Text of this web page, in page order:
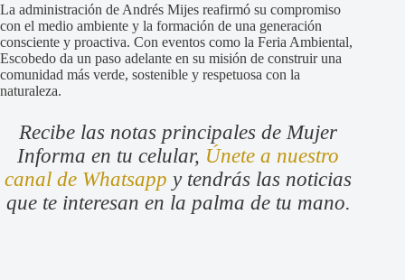
La administración de Andrés Mijes reafirmó su compromiso
con el medio ambiente y la formación de una generación
consciente y proactiva. Con eventos como la Feria Ambiental,
Escobedo da un paso adelante en su misión de construir una
comunidad más verde, sostenible y respetuosa con la
naturaleza.
Recibe las notas principales de Mujer
Informa en tu celular, Únete a nuestro
canal de Whatsapp y tendrás las noticias
que te interesan en la palma de tu mano.